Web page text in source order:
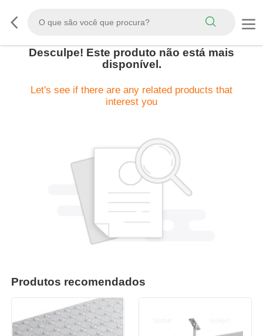
Desculpe! Este produto não está mais
disponível.
Let's see if there are any related products that
interest you
Produtos recomendados